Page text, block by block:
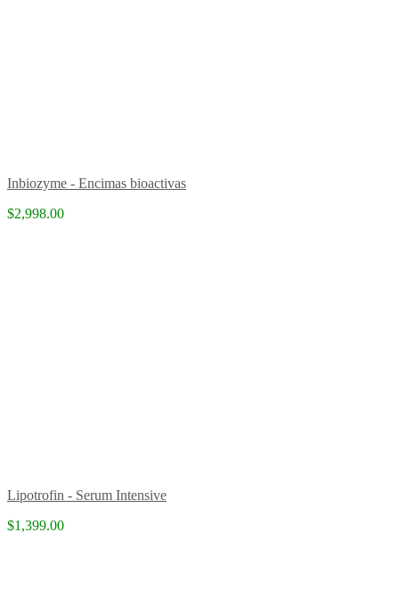
Inbiozyme - Encimas bioactivas
$2,998.00
Lipotrofin - Serum Intensive
$1,399.00